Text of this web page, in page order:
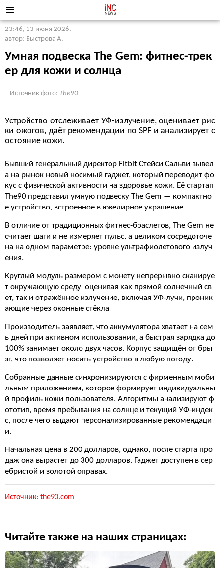
23:46, 13 июня 2026,
автор: Быстрова А.
Умная подвеска The Gem: фитнес-трек
ер для кожи и солнца
Источник фото: The90
Устройство отслеживает УФ-излучение, оценивает рис
ки ожогов, даёт рекомендации по SPF и анализирует с
остояние кожи.
Бывший генеральный директор Fitbit Стейси Сальви вывел
а на рынок новый носимый гаджет, который переводит фо
кус с физической активности на здоровье кожи. Её стартап
The90 представил умную подвеску The Gem — компактно
е устройство, встроенное в ювелирное украшение.
В отличие от традиционных фитнес-браслетов, The Gem не
считает шаги и не измеряет пульс, а целиком сосредоточе
на на одном параметре: уровне ультрафиолетового излуч
ения.
Круглый модуль размером с монету непрерывно сканируе
т окружающую среду, оценивая как прямой солнечный св
ет, так и отражённое излучение, включая УФ-лучи, проник
ающие через оконные стёкла.
Производитель заявляет, что аккумулятора хватает на сем
ь дней при активном использовании, а быстрая зарядка до
100% занимает около двух часов. Корпус защищён от бры
зг, что позволяет носить устройство в любую погоду.
Собранные данные синхронизируются с фирменным моби
льным приложением, которое формирует индивидуальны
й профиль кожи пользователя. Алгоритмы анализируют ф
ототип, время пребывания на солнце и текущий УФ-индек
с, после чего выдают персонализированные рекомендаци
и.
Начальная цена в 200 долларов, однако, после старта про
даж она вырастет до 300 долларов. Гаджет доступен в сер
ебристой и золотой оправах.
Источник: the90.com
Читайте также на наших страницах: